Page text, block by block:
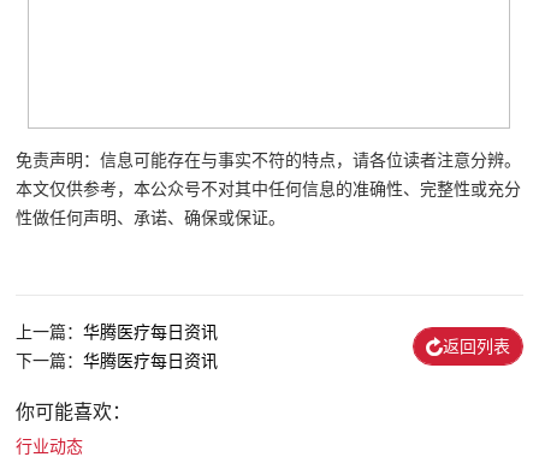
免责声明：信息可能存在与事实不符的特点，请各位读者注意分辨。
本文仅供参考，本公众号不对其中任何信息的准确性、完整性或充分
性做任何声明、承诺、确保或保证。
上一篇：华腾医疗每日资讯
下一篇：华腾医疗每日资讯
返回列表
你可能喜欢：
行业动态